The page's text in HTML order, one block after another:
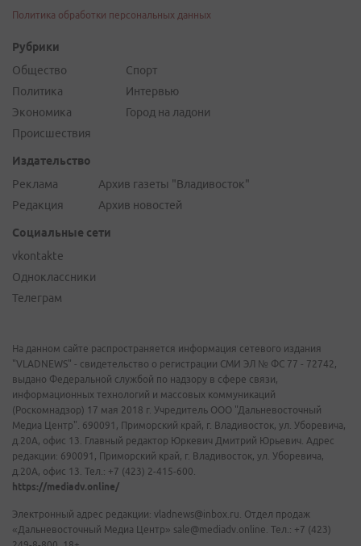
Политика обработки персональных данных
Рубрики
Общество
Политика
Экономика
Происшествия
Спорт
Интервью
Город на ладони
Издательство
Реклама
Редакция
Архив газеты "Владивосток"
Архив новостей
Социальные сети
vkontakte
Одноклассники
Телеграм
На данном сайте распространяется информация сетевого издания
"VLADNEWS" - свидетельство о регистрации СМИ ЭЛ № ФС 77 - 72742,
выдано Федеральной службой по надзору в сфере связи,
информационных технологий и массовых коммуникаций
(Роскомнадзор) 17 мая 2018 г. Учредитель ООО "Дальневосточный
Медиа Центр". 690091, Приморский край, г. Владивосток, ул. Уборевича,
д.20А, офис 13. Главный редактор Юркевич Дмитрий Юрьевич. Адрес
редакции: 690091, Приморский край, г. Владивосток, ул. Уборевича,
д.20А, офис 13. Тел.: +7 (423) 2-415-600.
https://mediadv.online/
Электронный адрес редакции: vladnews@inbox.ru. Отдел продаж
«Дальневосточный Медиа Центр» sale@mediadv.online. Тел.: +7 (423)